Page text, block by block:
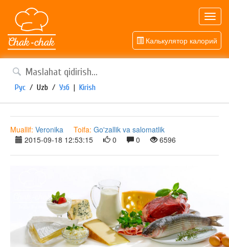
Калькулятор калорий
Рус / Uzb / Узб | Kirish
Muallif: Veronika Toifa: Go'zallik va salomatlik
2015-09-18 12:53:15
0 0 6596